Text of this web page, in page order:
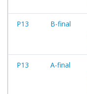
P13 B-final
P13 A-final